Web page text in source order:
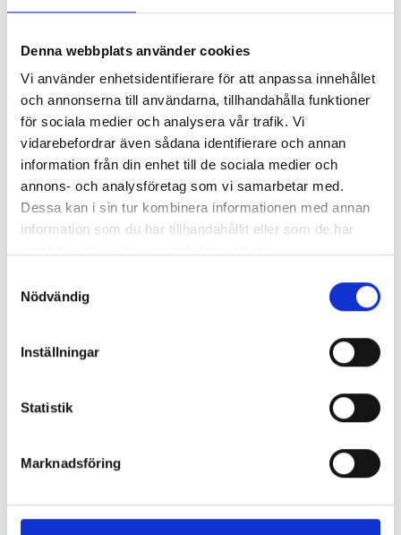
Denna webbplats använder cookies
Vi använder enhetsidentifierare för att anpassa innehållet
och annonserna till användarna, tillhandahålla funktioner
för sociala medier och analysera vår trafik. Vi
vidarebefordrar även sådana identifierare och annan
information från din enhet till de sociala medier och
annons- och analysföretag som vi samarbetar med.
Dessa kan i sin tur kombinera informationen med annan
information som du har tillhandahållit eller som de har
Nödvändig
Inställningar
Statistik
Marknadsföring
Camilla Paulsson